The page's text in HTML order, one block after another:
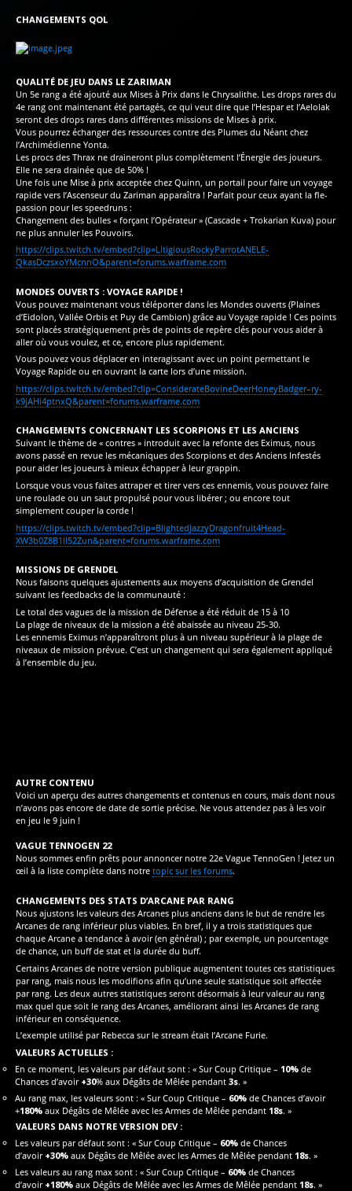
CHANGEMENTS QOL
QUALITÉ DE JEU DANS LE ZARIMAN
Un 5e rang a été ajouté aux Mises à Prix dans le Chrysalithe. Les drops rares du
4e rang ont maintenant été partagés, ce qui veut dire que l’Hespar et l’Aelolak
seront des drops rares dans différentes missions de Mises à prix.
Vous pourrez échanger des ressources contre des Plumes du Néant chez
l’Archimédienne Yonta.
Les procs des Thrax ne draineront plus complètement l’Énergie des joueurs.
Elle ne sera drainée que de 50% !
Une fois une Mise à prix acceptée chez Quinn, un portail pour faire un voyage
rapide vers l’Ascenseur du Zariman apparaîtra ! Parfait pour ceux ayant la fle-
passion pour les speedruns :
Changement des bulles « forçant l’Opérateur » (Cascade + Trokarian Kuva) pour
ne plus annuler les Pouvoirs.
https://clips.twitch.tv/embed?clip=LitigiousRockyParrotANELE-
QkasDczsxoYMcnnO&parent=forums.warframe.com
MONDES OUVERTS : VOYAGE RAPIDE !
Vous pouvez maintenant vous téléporter dans les Mondes ouverts (Plaines
d’Eidolon, Vallée Orbis et Puy de Cambion) grâce au Voyage rapide ! Ces points
sont placés stratégiquement près de points de repère clés pour vous aider à
aller où vous voulez, et ce, encore plus rapidement.
Vous pouvez vous déplacer en interagissant avec un point permettant le
Voyage Rapide ou en ouvrant la carte lors d’une mission.
https://clips.twitch.tv/embed?clip=ConsiderateBovineDeerHoneyBadger–ry-
k9jAHi4ptnxQ&parent=forums.warframe.com
CHANGEMENTS CONCERNANT LES SCORPIONS ET LES ANCIENS
Suivant le thème de « contres » introduit avec la refonte des Eximus, nous
avons passé en revue les mécaniques des Scorpions et des Anciens Infestés
pour aider les joueurs à mieux échapper à leur grappin.
Lorsque vous vous faites attraper et tirer vers ces ennemis, vous pouvez faire
une roulade ou un saut propulsé pour vous libérer ; ou encore tout
simplement couper la corde !
https://clips.twitch.tv/embed?clip=BlightedJazzyDragonfruit4Head-
XW3b0Z8B1lI52Zun&parent=forums.warframe.com
MISSIONS DE GRENDEL
Nous faisons quelques ajustements aux moyens d’acquisition de Grendel
suivant les feedbacks de la communauté :
Le total des vagues de la mission de Défense a été réduit de 15 à 10
La plage de niveaux de la mission a été abaissée au niveau 25-30.
Les ennemis Eximus n’apparaîtront plus à un niveau supérieur à la plage de
niveaux de mission prévue. C’est un changement qui sera également appliqué
à l’ensemble du jeu.
AUTRE CONTENU
Voici un aperçu des autres changements et contenus en cours, mais dont nous
n’avons pas encore de date de sortie précise. Ne vous attendez pas à les voir
en jeu le 9 juin !
VAGUE TENNOGEN 22
Nous sommes enfin prêts pour annoncer notre 22e Vague TennoGen ! Jetez un
œil à la liste complète dans notre topic sur les forums.
CHANGEMENTS DES STATS D’ARCANE PAR RANG
Nous ajustons les valeurs des Arcanes plus anciens dans le but de rendre les
Arcanes de rang inférieur plus viables. En bref, il y a trois statistiques que
chaque Arcane a tendance à avoir (en général) ; par exemple, un pourcentage
de chance, un buff de stat et la durée du buff.
Certains Arcanes de notre version publique augmentent toutes ces statistiques
par rang, mais nous les modifions afin qu’une seule statistique soit affectée
par rang. Les deux autres statistiques seront désormais à leur valeur au rang
max quel que soit le rang des Arcanes, améliorant ainsi les Arcanes de rang
inférieur en conséquence.
L’exemple utilisé par Rebecca sur le stream était l’Arcane Furie.
VALEURS ACTUELLES :
En ce moment, les valeurs par défaut sont : « Sur Coup Critique – 10% de
Chances d’avoir +30% aux Dégâts de Mêlée pendant3s. »
Au rang max, les valeurs sont : « Sur Coup Critique – 60% de Chances d’avoir
+180% aux Dégâts de Mêlée avec les Armes de Mêlée pendant 18s. »
VALEURS DANS NOTRE VERSION DEV :
Les valeurs par défaut sont : « Sur Coup Critique – 60% de Chances
d’avoir +30% aux Dégâts de Mêlée avec les Armes de Mêlée pendant 18s. »
Les valeurs au rang max sont : « Sur Coup Critique – 60% de Chances
d’avoir +180% aux Dégâts de Mêlée avec les Armes de Mêlée pendant 18s. »